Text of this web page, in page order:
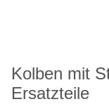
Kolben mit
Ersatzteile